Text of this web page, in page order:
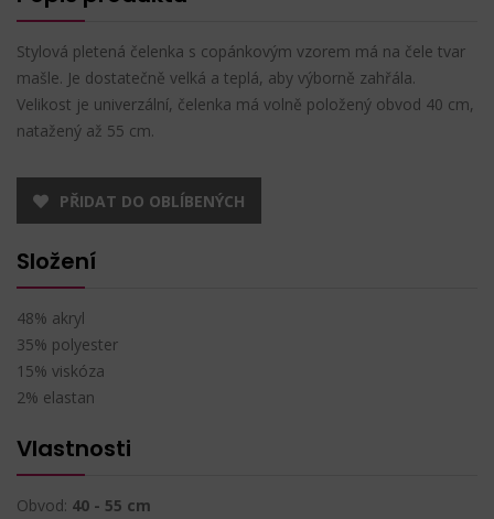
Stylová pletená čelenka s copánkovým vzorem má na čele tvar
mašle. Je dostatečně velká a teplá, aby výborně zahřála.
Velikost je univerzální, čelenka má volně položený obvod 40 cm,
natažený až 55 cm.
PŘIDAT DO OBLÍBENÝCH
Složení
48% akryl
35% polyester
15% viskóza
2% elastan
Vlastnosti
Obvod: 40 - 55 cm